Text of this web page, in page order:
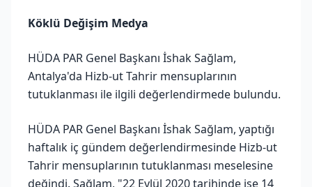
Köklü Değişim Medya
HÜDA PAR Genel Başkanı İshak Sağlam,
Antalya'da Hizb-ut Tahrir mensuplarının
tutuklanması ile ilgili değerlendirmede bulundu.
HÜDA PAR Genel Başkanı İshak Sağlam, yaptığı
haftalık iç gündem değerlendirmesinde Hizb-ut
Tahrir mensuplarının tutuklanması meselesine
değindi. Sağlam, "22 Eylül 2020 tarihinde ise 14